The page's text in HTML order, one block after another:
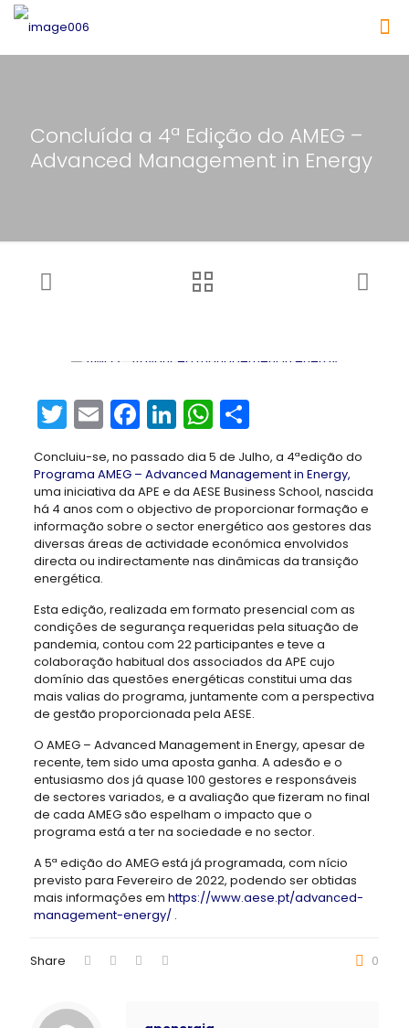
Concluída a 4ª Edição do AMEG –
Advanced Management in Energy
Twitter
EmailFacebook
LinkedIn
WhatsApp
Share
Concluiu-se, no passado dia 5 de Julho, a 4ªedição do
Programa AMEG – Advanced Management in Energy,
uma iniciativa da APE e da AESE Business School, nascida
há 4 anos com o objectivo de proporcionar formação e
informação sobre o sector energético aos gestores das
diversas áreas de actividade económica envolvidos
directa ou indirectamente nas dinâmicas da transição
energética.
Esta edição, realizada em formato presencial com as
condições de segurança requeridas pela situação de
pandemia, contou com 22 participantes e teve a
colaboração habitual dos associados da APE cujo
domínio das questões energéticas constitui uma das
mais valias do programa, juntamente com a perspectiva
de gestão proporcionada pela AESE.
O AMEG – Advanced Management in Energy, apesar de
recente, tem sido uma aposta ganha. A adesão e o
entusiasmo dos já quase 100 gestores e responsáveis
de sectores variados, e a avaliação que fizeram no final
de cada AMEG são espelham o impacto que o
programa está a ter na sociedade e no sector.
A 5ª edição do AMEG está já programada, com nício
previsto para Fevereiro de 2022, podendo ser obtidas
mais informações em https://www.aese.pt/advanced-
management-energy/.
Share 0